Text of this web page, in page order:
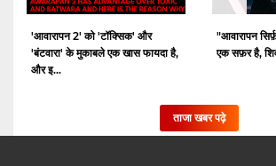
'आवारापन 2' को 'टॉक्सिक' और
'बंटवारा' के मुकाबले एक खास फायदा है,
और इ...
"आवारापन
एक सफ़र है,
ताजा खबर पढ़े